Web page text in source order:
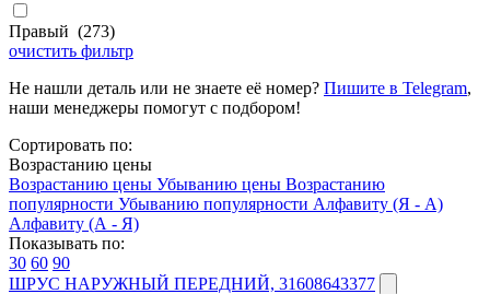
Правый (273)
очистить фильтр
Не нашли деталь или не знаете её номер? Пишите в Telegram,
наши менеджеры помогут с подбором!
Сортировать по:
Возрастанию цены
Возрастанию цены Убыванию цены Возрастанию
популярности Убыванию популярности Алфавиту (Я - А)
Алфавиту (А - Я)
Показывать по:
30 60 90
ШРУС НАРУЖНЫЙ ПЕРЕДНИЙ, 31608643377